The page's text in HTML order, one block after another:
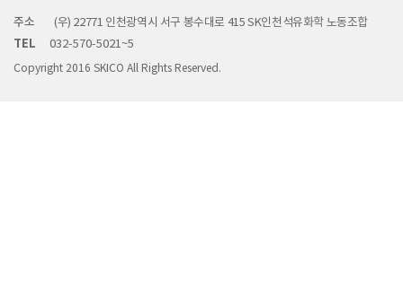
주소 (우) 22771 인천광역시 서구 봉수대로 415 SK인천석유화학 노동조합
TEL 032-570-5021~5
Copyright 2016 SKICO All Rights Reserved.